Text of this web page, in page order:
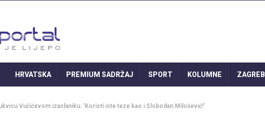
HRVATSKA PREMIUM SADRŽAJ SPORT KOLUMNE ZAGREB
Vučićevom izaslaniku: ‘Koristi iste teze kao i Slobodan Milošević!’